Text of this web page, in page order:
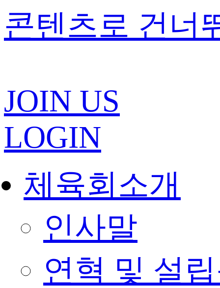
콘텐츠로 건너
JOIN US
LOGIN
체육회소개
인사말
연혁 및 설